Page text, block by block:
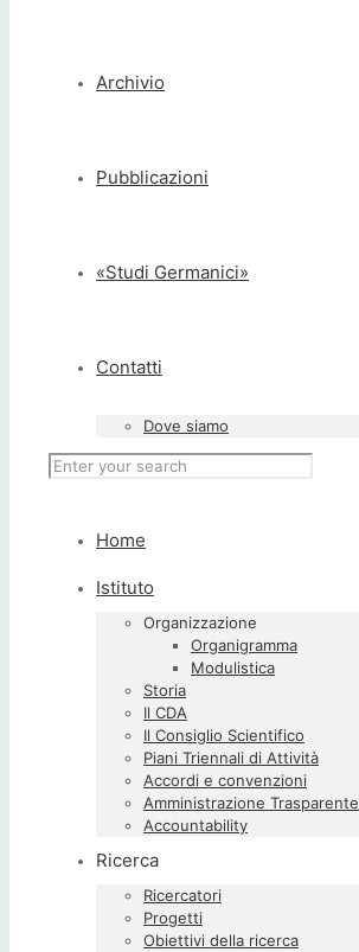
Archivio
Pubblicazioni
«Studi Germanici»
Contatti
Dove siamo
Home
Istituto
Organizzazione
Organigramma
Modulistica
Storia
Il CDA
Il Consiglio Scientifico
Piani Triennali di Attività
Accordi e convenzioni
Amministrazione Trasparente
Accountability
Ricerca
Ricercatori
Progetti
Obiettivi della ricerca